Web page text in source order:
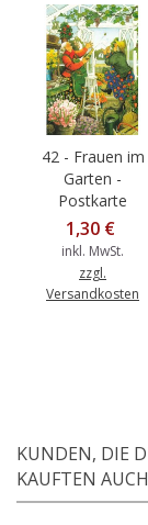
42 - Frauen im
Garten -
Postkarte
1,30 €
inkl. MwSt.
zzgl.
Versandkosten
KUNDEN, DIE
KAUFTEN